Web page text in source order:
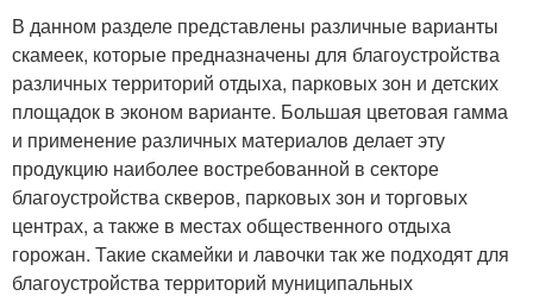
В данном разделе представлены различные варианты
скамеек, которые предназначены для благоустройства
различных территорий отдыха, парковых зон и детских
площадок в эконом варианте. Большая цветовая гамма
и применение различных материалов делает эту
продукцию наиболее востребованной в секторе
благоустройства скверов, парковых зон и торговых
центрах, а также в местах общественного отдыха
горожан. Такие скамейки и лавочки так же подходят для
благоустройства территорий муниципальных